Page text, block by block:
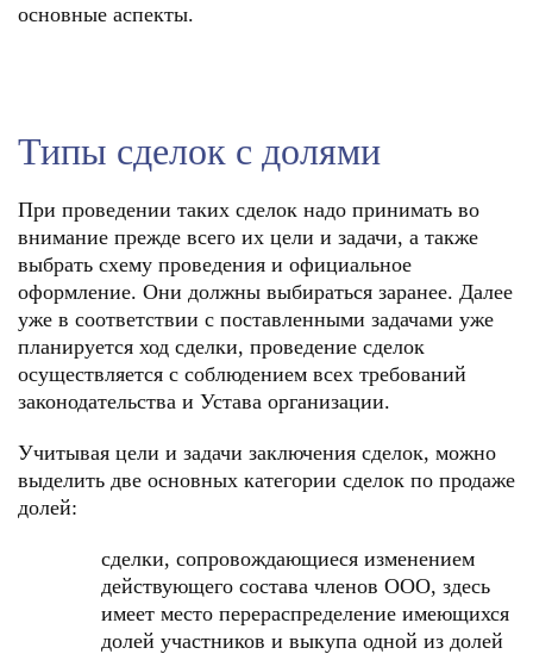
основные аспекты.
Типы сделок с долями
При проведении таких сделок надо принимать во
внимание прежде всего их цели и задачи, а также
выбрать схему проведения и официальное
оформление. Они должны выбираться заранее. Далее
уже в соответствии с поставленными задачами уже
планируется ход сделки, проведение сделок
осуществляется с соблюдением всех требований
законодательства и Устава организации.
Учитывая цели и задачи заключения сделок, можно
выделить две основных категории сделок по продаже
долей:
сделки, сопровождающиеся изменением
действующего состава членов ООО, здесь
имеет место перераспределение имеющихся
долей участников и выкупа одной из долей